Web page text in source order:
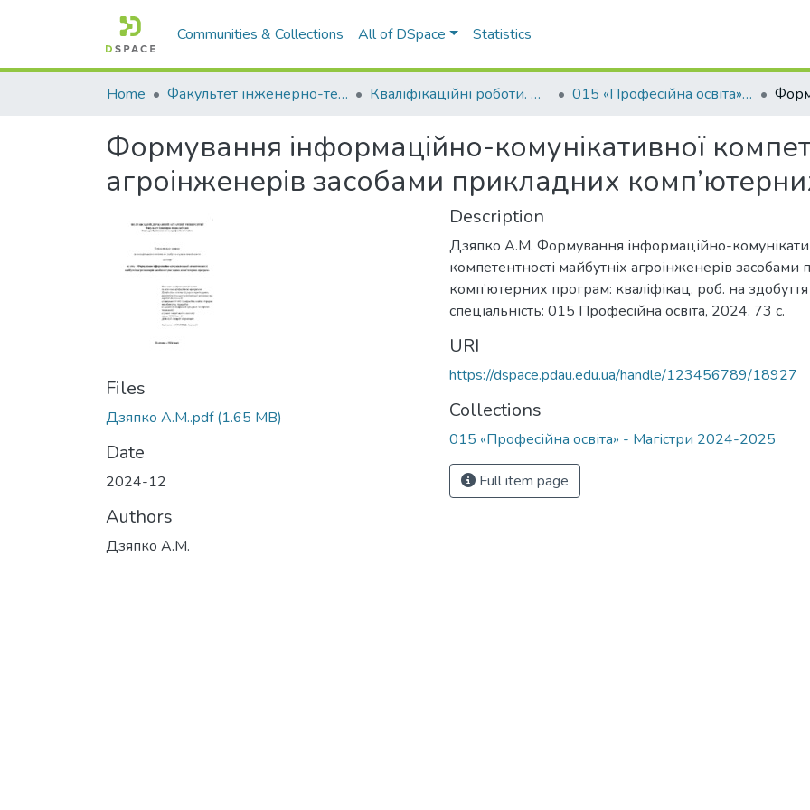
Communities & Collections All of DSpace Statistics
Home Факультет інженерно-технологічний Кваліфікаційні роботи. Факультет інженерно-технологічний 015 «Професійна освіта» - Магістри 2024-2025
Формування інформаційно-комунікативної
агроінженерів засобами прикладних
Files
Дзяпко А.М..pdf(1.65 MB)
Date
2024-12
Authors
Дзяпко А.М.
Description
Дзяпко А.М. Формування інформаційно-
компетентності майбутніх агроінженерів засобами
комп’ютерних програм: кваліфікац. роб. на
спеціальність: 015 Професійна освіта, 2024. 73 с.
URI
https://dspace.pdau.edu.ua/handle/123456789/18927
Collections
015 «Професійна освіта» - Магістри 2024-2025
Full item page